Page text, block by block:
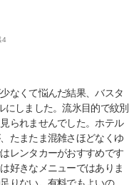
4
なくて悩んだ結果、バスタ
にしました。流氷目的で紋別
られませんでした。ホテル
たまたま混雑さほどなくゆ
レンタカーがおすすめです
好きなメニューではありま